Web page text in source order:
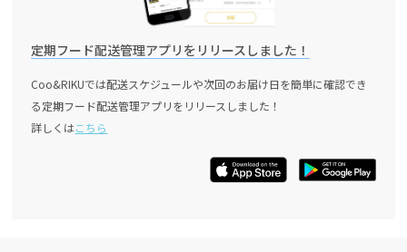
定期フード配送管理アプリをリリースしました！
Coo&RIKUでは配送スケジュールや次回のお届け日を簡単に確認でき
る定期フード配送管理アプリをリリースしました！
詳しくはこちら